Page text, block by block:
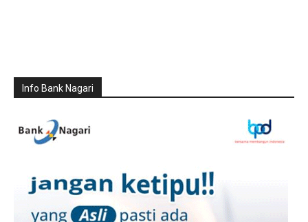
Info Bank Nagari